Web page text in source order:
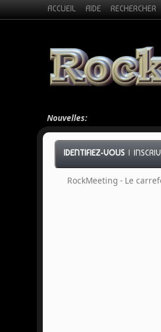
ACCUEIL AIDE RECHERCHER
Nouvelles:
IDENTIFIEZ-VOUS |
RockMeeting - Le